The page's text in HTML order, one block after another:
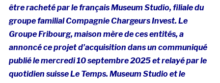
être racheté par le français Museum Studio, filiale du
groupe familial Compagnie Chargeurs Invest. Le
Groupe Fribourg, maison mère de ces entités, a
annoncé ce projet d’acquisition dans un communiqué
publié le mercredi 10 septembre 2025 et relayé par le
quotidien suisse Le Temps. Museum Studio et le